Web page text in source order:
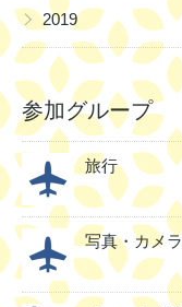
▶ 2019
参加グループ
旅行
写真・カメラ